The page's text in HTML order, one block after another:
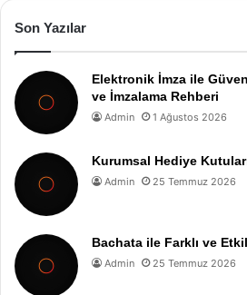
Son Yazılar
Elektronik İmza ile
ve İmzalama Rehberi
Admin 1 Ağustos 2026
Kurumsal Hediye
Admin 25 Temmuz 2026
Bachata ile Farklı ve
Admin 25 Temmuz 2026